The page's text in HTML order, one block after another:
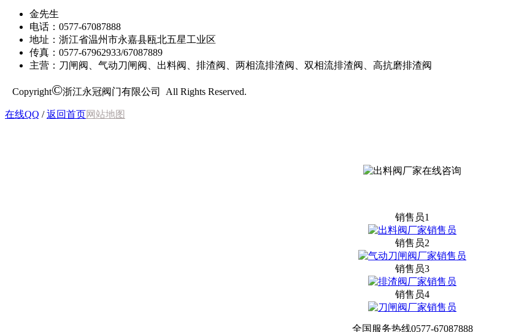
金先生
电话：0577-67087888
地址：浙江省温州市永嘉县瓯北五星工业区
传真：0577-67962933/67087889
主营：刀闸阀、气动刀闸阀、出料阀、排渣阀、两相流排渣阀、双相流排渣阀、高抗磨排渣阀
Copyright©浙江永冠阀门有限公司 All Rights Reserved.
在线QQ /返回首页 网站地图
销售员1
销售员2
销售员3
销售员4
全国服务热线0577-67087888